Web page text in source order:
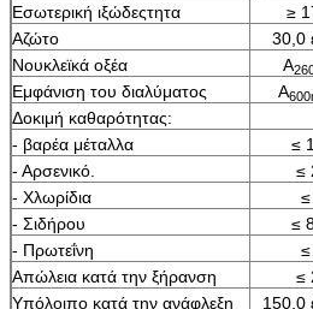
Εσωτερική ιξώδεςτητα
≥
Αζώτο
30,0
Νουκλεϊκά οξέα
Α
Εμφάνιση του διαλύματος
Α
Δοκιμή καθαρότητας:
- βαρέα μέταλλα
≤
- Αρσενικό.
≤
- Χλωρίδια
- Σιδήρου
≤
- Πρωτεΐνη
Απώλεια κατά την ξήρανση
≤
Υπόλοιπο κατά την ανάφλεξη
150,0